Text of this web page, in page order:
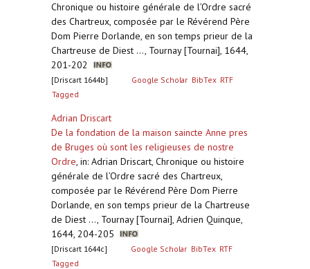
Chronique ou histoire générale de l’Ordre sacré
des Chartreux, composée par le Révérend Père
Dom Pierre Dorlande, en son temps prieur de la
Chartreuse de Diest ..., Tournay [Tournai], 1644,
201-202
[Driscart 1644b] Google Scholar BibTex RTF
Tagged
Adrian Driscart
De la fondation de la maison saincte Anne pres
de Bruges où sont les religieuses de nostre
Ordre, in: Adrian Driscart, Chronique ou histoire
générale de l’Ordre sacré des Chartreux,
composée par le Révérend Père Dom Pierre
Dorlande, en son temps prieur de la Chartreuse
de Diest ..., Tournay [Tournai], Adrien Quinque,
1644, 204-205
[Driscart 1644c] Google Scholar BibTex RTF
Tagged